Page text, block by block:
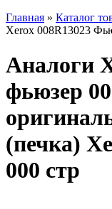
Главная » Каталог
Xerox 008R13023
Аналоги
фьюзер
(печка)
000 стр